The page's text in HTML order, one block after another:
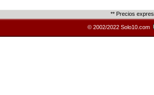
** Precios
© 2002/2022 Solo10.com